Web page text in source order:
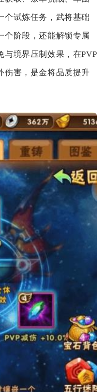
个试炼任务，武将基础
个阶段，还能解锁专属
与境界压制效果，在PVP
伤害，是金将品质提升